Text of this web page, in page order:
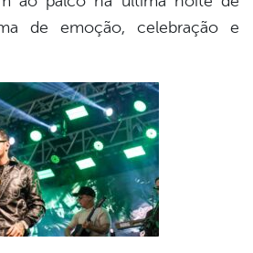
de emoção, celebração e